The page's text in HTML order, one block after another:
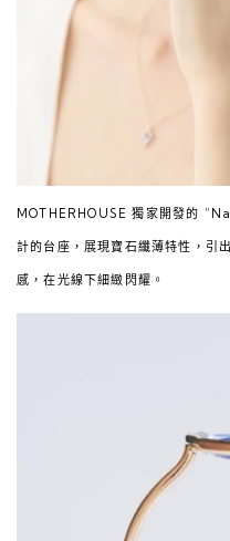
MOTHERHOUSE 獨家開發的
計的台座，展現寶石纖薄特性，引
感，在光線下細緻閃耀。